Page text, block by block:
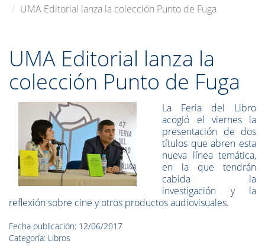
UMA Editorial lanza la colección Punto de Fuga
UMA Editorial lanza la
colección Punto de Fuga
La Feria del Libro
acogió el viernes la
presentación de dos
títulos que abren esta
nueva línea temática,
en la que tendrán
cabida la
investigación y la
reflexión sobre cine y otros productos audiovisuales.
Fecha publicación: 12/06/2017
Categoría: Libros